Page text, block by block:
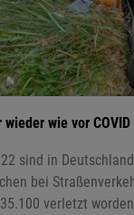
wie vor COVID
sind in
bei
verletzt